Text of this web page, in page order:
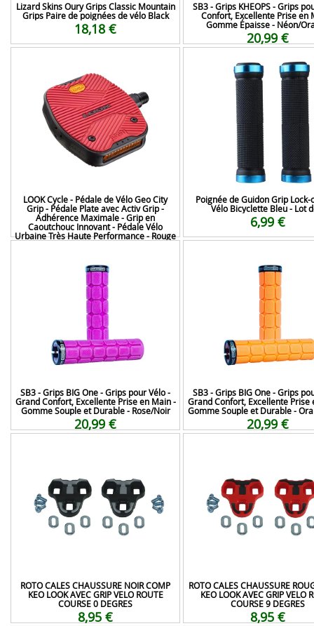
Lizard Skins Oury Grips Classic Mountain
Grips Paire de poignées de vélo Black
18,18 €
SB3 - Grips KHEOPS - Grips
Confort, Excellente Prise en
Gomme Épaisse - Néon/
20,99 €
LOOK Cycle - Pédale de Vélo Geo City
Grip - Pédale Plate avec Activ Grip -
Adhérence Maximale - Grip en
Caoutchouc Innovant - Pédale Vélo
Urbaine Très Haute Performance - Rouge
Poignée de Guidon Grip Lock-
Vélo Bicyclette Bleu - Lot
6,99 €
SB3 - Grips BIG One - Grips pour Vélo -
Grand Confort, Excellente Prise en Main -
Gomme Souple et Durable - Rose/Noir
20,99 €
SB3 - Grips BIG One - Grips
Grand Confort, Excellente Prise
Gomme Souple et Durable -
20,99 €
ROTO CALES CHAUSSURE NOIR COMP
KEO LOOK AVEC GRIP VELO ROUTE
COURSE 0 DEGRES
8,95 €
ROTO CALES CHAUSSURE
KEO LOOK AVEC GRIP VELO
COURSE 9 DEGRES
8,95 €